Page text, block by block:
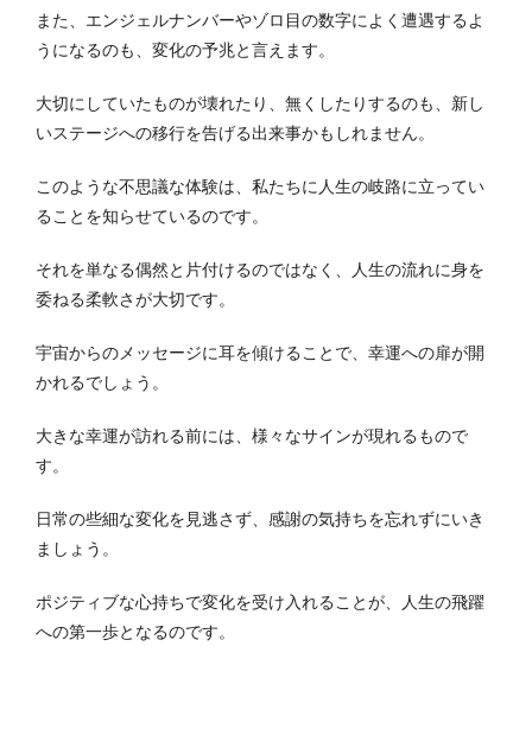
また、エンジェルナンバーやゾロ目の数字によく遭遇するよ
うになるのも、変化の予兆と言えます。
大切にしていたものが壊れたり、無くしたりするのも、新し
いステージへの移行を告げる出来事かもしれません。
このような不思議な体験は、私たちに人生の岐路に立ってい
ることを知らせているのです。
それを単なる偶然と片付けるのではなく、人生の流れに身を
委ねる柔軟さが大切です。
宇宙からのメッセージに耳を傾けることで、幸運への扉が開
かれるでしょう。
大きな幸運が訪れる前には、様々なサインが現れるもので
す。
日常の些細な変化を見逃さず、感謝の気持ちを忘れずにいき
ましょう。
ポジティブな心持ちで変化を受け入れることが、人生の飛躍
への第一歩となるのです。